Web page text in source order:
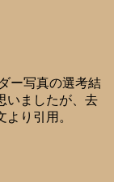
ー写真の選考結
いましたが、去
り引用。